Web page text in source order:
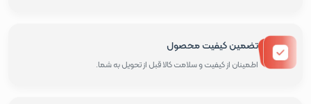
تضمین کیفیت محصول
اطمینان از کیفیت و سلامت کالا قبل از تحویل به شما.